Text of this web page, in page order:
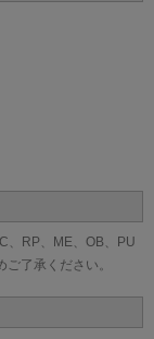
、RP、ME、OB、PU
了承ください。